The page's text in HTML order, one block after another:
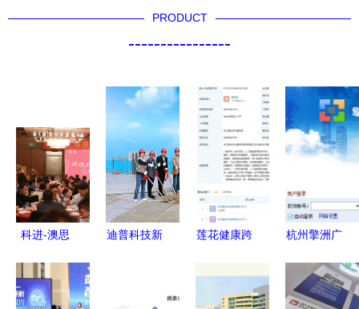
PRODUCT
----------------
科进-澳思
员工联欢年
迪普科技新
莲花健康跨
杭州擎洲广
件下载指南